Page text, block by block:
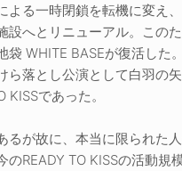
よる一時閉鎖を転機に変え
設へとリニューアル。この
袋 WHITE BASEが復活した
ら落とし公演として白羽の
KISSであった。
るが故に、本当に限られた
のREADY TO KISSの活動規